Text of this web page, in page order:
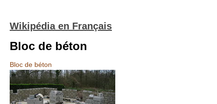
Wikipédia en Français
Bloc de béton
Bloc de béton